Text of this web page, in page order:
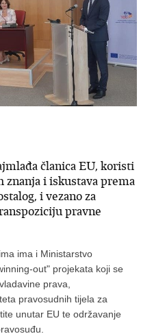
članica EU, koristi
znanja i iskustava prema
i vezano za
pravne
ima i Ministarstvo
out" projekata koji se
prava,
pravosudnih tijela za
unutar EU te održavanje